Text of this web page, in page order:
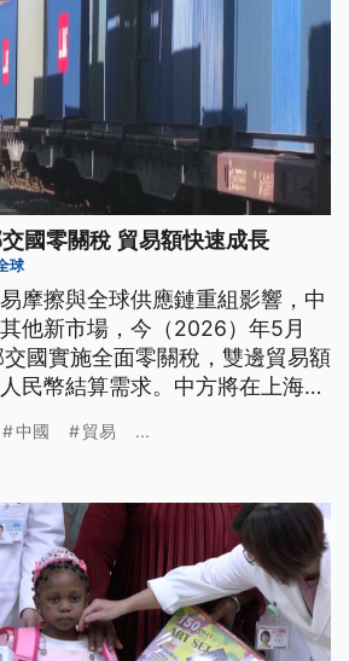
國零關稅 貿易額快速成長
球
摩擦與全球供應鏈重組影響，中
他新市場，今（2026）年5月
國實施全面零關稅，雙邊貿易額
民幣結算需求。中方將在上海自
區外貿總額，今年前5個月也突
中國 貿易 ...